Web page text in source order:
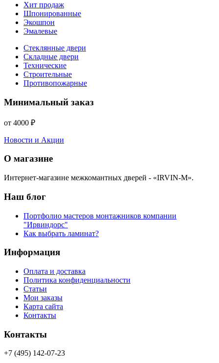
Хит продаж
Шпонированные
Экошпон
Эмалевые
Стеклянные двери
Складные двери
Технические
Строительные
Противопожарные
Минимальный заказ
от 4000 ₽
Новости и Акции
О магазине
Интернет-магазине межкомантных дверей - «IRVIN-M».
Наш блог
Портфолио мастеров монтажников компании
"Ирвиндорс"
Как выбрать ламинат?
Информация
Оплата и доставка
Политика конфиденциальности
Статьи
Мои заказы
Карта сайта
Контакты
Контакты
+7 (495) 142-07-23